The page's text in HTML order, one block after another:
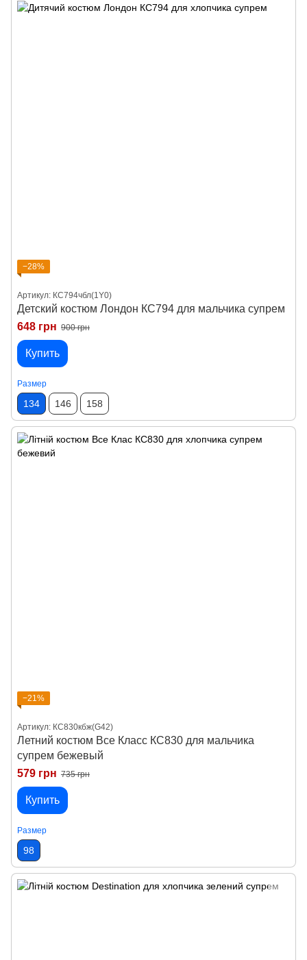
−28%
Артикул: КС794чбл(1Y0)
Детский костюм Лондон КС794 для мальчика супрем
648 грн 900 грн
Купить
Размер
134 146 158
−21%
Артикул: КС830кбж(G42)
Летний костюм Все Класс КС830 для мальчика
супрем бежевый
579 грн 735 грн
Купить
Размер
98